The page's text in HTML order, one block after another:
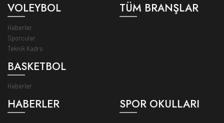
VOLEYBOL
Haberler
Sporcular
Teknik Kadro
BASKETBOL
Haberler
TÜM BRANŞLAR
HABERLER SPOR OKULLARI